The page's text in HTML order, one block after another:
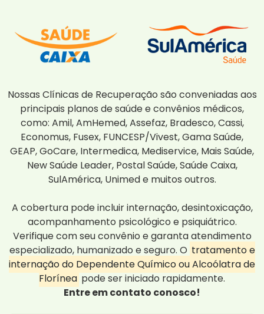
Nossas Clínicas de Recuperação são conveniadas aos
principais planos de saúde e convênios médicos,
como: Amil, AmHemed, Assefaz, Bradesco, Cassi,
Economus, Fusex, FUNCESP/Vivest, Gama Saúde,
GEAP, GoCare, Intermedica, Mediservice, Mais Saúde,
New Saúde Leader, Postal Saúde, Saúde Caixa,
SulAmérica, Unimed e muitos outros.
A cobertura pode incluir internação, desintoxicação,
acompanhamento psicológico e psiquiátrico.
Verifique com seu convênio e garanta atendimento
especializado, humanizado e seguro. O tratamento e
internação do Dependente Químico ou Alcoólatra de
Florínea pode ser iniciado rapidamente.
Entre em contato conosco!